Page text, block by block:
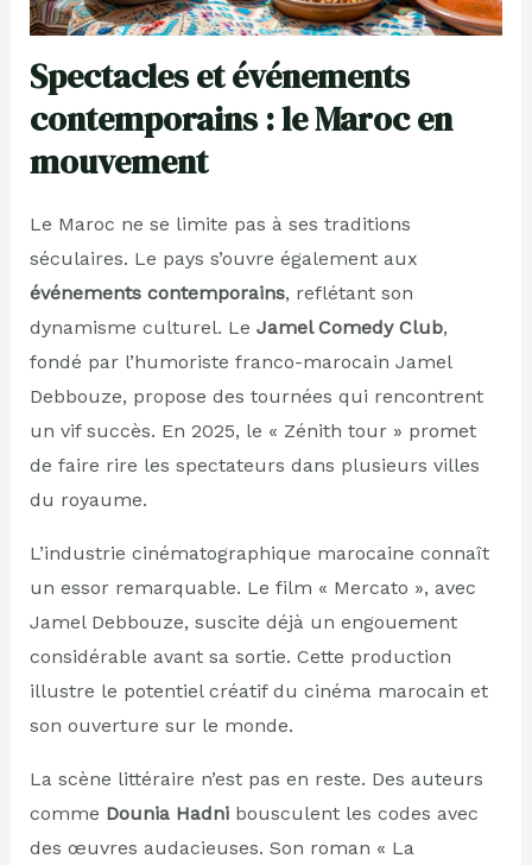
Spectacles et événements
contemporains : le Maroc en
mouvement
Le Maroc ne se limite pas à ses traditions
séculaires. Le pays s’ouvre également aux
événements contemporains, reflétant son
dynamisme culturel. Le Jamel Comedy Club,
fondé par l’humoriste franco-marocain Jamel
Debbouze, propose des tournées qui rencontrent
un vif succès. En 2025, le « Zénith tour » promet
de faire rire les spectateurs dans plusieurs villes
du royaume.
L’industrie cinématographique marocaine connaît
un essor remarquable. Le film « Mercato », avec
Jamel Debbouze, suscite déjà un engouement
considérable avant sa sortie. Cette production
illustre le potentiel créatif du cinéma marocain et
son ouverture sur le monde.
La scène littéraire n’est pas en reste. Des auteurs
comme Dounia Hadnibousculent les codes avec
des œuvres audacieuses. Son roman « La